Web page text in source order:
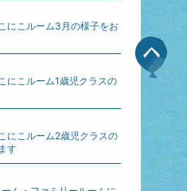
こルーム3月の様子をお
こルーム1歳児クラスの
こルーム2歳児クラスの
す